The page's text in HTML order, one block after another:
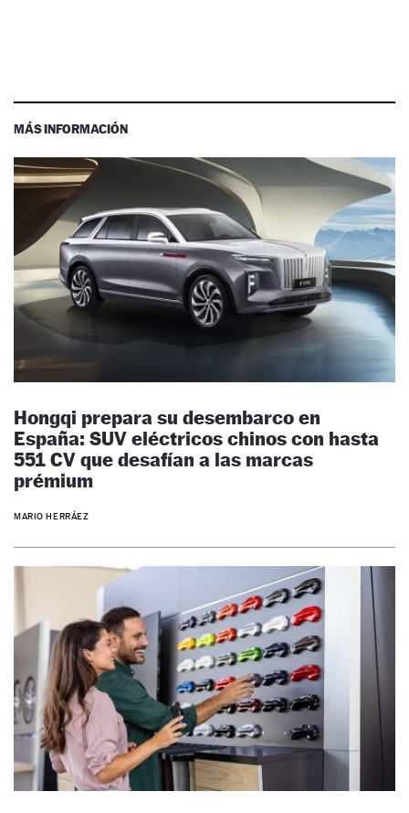
MÁS INFORMACIÓN
Hongqi prepara su desembarco en
España: SUV eléctricos chinos con hasta
551 CV que desafían a las marcas
prémium
MARIO HERRÁEZ